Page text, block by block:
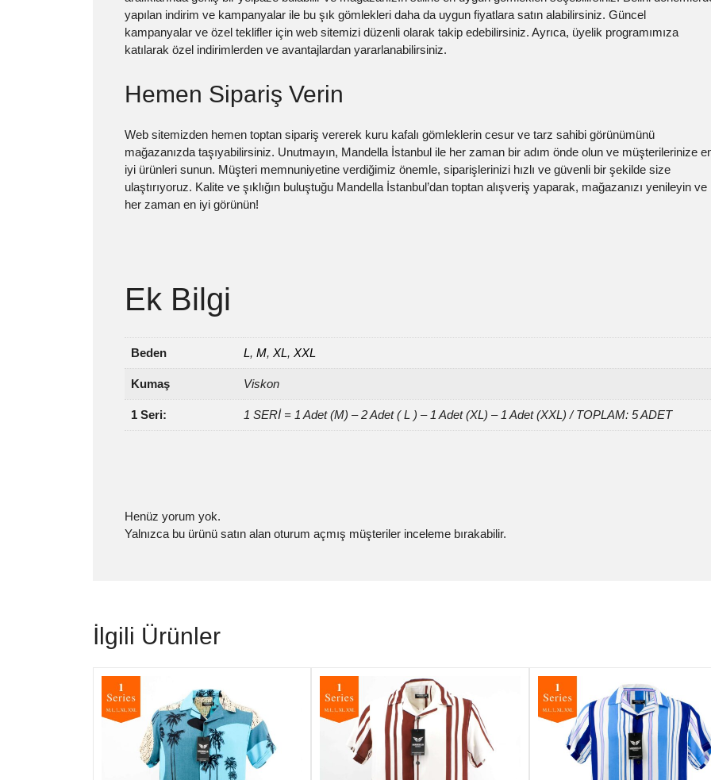
yapılan indirim ve kampanyalar ile bu şık gömlekleri daha da uygun fiyatlara satın alabilirsiniz. Güncel
kampanyalar ve özel teklifler için web sitemizi düzenli olarak takip edebilirsiniz. Ayrıca, üyelik programımıza
katılarak özel indirimlerden ve avantajlardan yararlanabilirsiniz.
Hemen Sipariş Verin
Web sitemizden hemen toptan sipariş vererek kuru kafalı gömleklerin cesur ve tarz sahibi görünümünü
mağazanızda taşıyabilirsiniz. Unutmayın, Mandella İstanbul ile her zaman bir adım önde olun ve müşterilerinize
iyi ürünleri sunun. Müşteri memnuniyetine verdiğimiz önemle, siparişlerinizi hızlı ve güvenli bir şekilde size
ulaştırıyoruz. Kalite ve şıklığın buluştuğu Mandella İstanbul’dan toptan alışveriş yaparak, mağazanızı yenileyin ve
her zaman en iyi görünün!
Ek Bilgi
Beden L, M, XL, XXL
Kumaş Viskon
1 Seri: 1 SERİ = 1 Adet (M) – 2 Adet ( L ) – 1 Adet (XL) – 1 Adet (XXL) / TOPLAM: 5 ADET
Henüz yorum yok.
Yalnızca bu ürünü satın alan oturum açmış müşteriler inceleme bırakabilir.
İlgili Ürünler